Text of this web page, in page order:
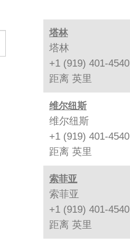
塔林
塔林
+1 (919) 401-4540
距离 英里
维尔纽斯
维尔纽斯
+1 (919) 401-4540
距离 英里
索菲亚
索菲亚
+1 (919) 401-4540
距离 英里